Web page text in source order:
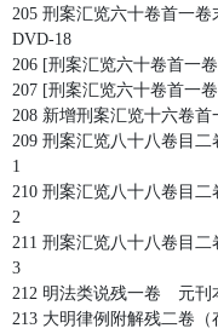
205 刑案汇览六十卷首一
DVD-18
206 [刑案汇览六十卷首一
207 [刑案汇览六十卷首一
208 新增刑案汇览十六卷
209 刑案汇览八十八卷目
1
210 刑案汇览八十八卷目
2
211 刑案汇览八十八卷目
3
212 明法类说残一卷 元刊
213 大明律例附解残二卷